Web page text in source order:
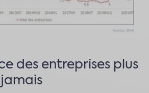
des entreprises plus